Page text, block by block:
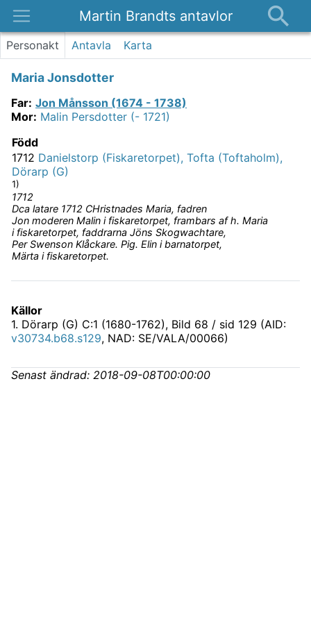
Martin Brandts antavlor
Platser
Kontakt
Personakt Antavla Karta
Maria Jonsdotter
Far: Jon Månsson (1674 - 1738)
Mor: Malin Persdotter (- 1721)
Född
1712 Danielstorp (Fiskaretorpet), Tofta (Toftaholm),
Dörarp (G)
1)
1712
Dca latare 1712 CHristnades Maria, fadren
Jon moderen Malin i fiskaretorpet, frambars af h. Maria
i fiskaretorpet, faddrarna Jöns Skogwachtare,
Per Swenson Klåckare. Pig. Elin i barnatorpet,
Märta i fiskaretorpet.
Källor
1. Dörarp (G) C:1 (1680-1762), Bild 68 / sid 129 (AID:
v30734.b68.s129, NAD: SE/VALA/00066)
Senast ändrad: 2018-09-08T00:00:00